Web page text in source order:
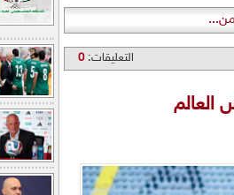
من...
التعليقات:0
العالم